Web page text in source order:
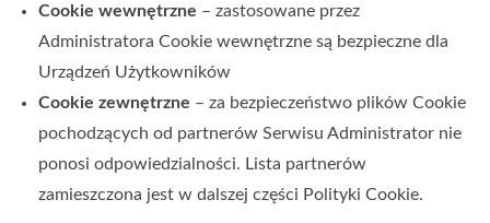
Cookie wewnętrzne – zastosowane przez
Administratora Cookie wewnętrzne są bezpieczne dla
Urządzeń Użytkowników
Cookie zewnętrzne – za bezpieczeństwo plików Cookie
pochodzących od partnerów Serwisu Administrator nie
ponosi odpowiedzialności. Lista partnerów
zamieszczona jest w dalszej części Polityki Cookie.